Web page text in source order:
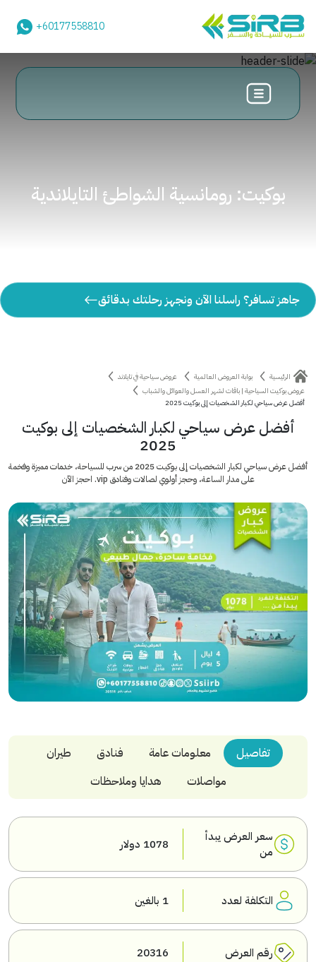
+60177558810
بوكيت: رومانسية الشواطئ التايلاندية
جاهز تسافر؟ راسلنا الآن ونجهز رحلتك بدقائق
الرئيسية بوابة العروض العالمية
عروض سياحية في تايلاند
عروض بوكيت السياحية | باقات لشهر العسل والعوائل والشباب
أفضل عرض سياحي لكبار الشخصيات إلى بوكيت 2025
أفضل عرض سياحي لكبار الشخصيات إلى بوكيت
2025
أفضل عرض سياحي لكبار الشخصيات إلى بوكيت 2025 من سرب للسياحة، خدمات مميزة وفخمة
على مدار الساعة، وحجز أولوي لصالات وفنادق vip. احجز الآن
تفاصيل معلومات عامة فنادق
طيران
مواصلات
هدايا وملاحظات
سعر العرض يبدأ
من
1078 دولار
التكلفة لعدد 1 بالغين
رقم العرض 20316